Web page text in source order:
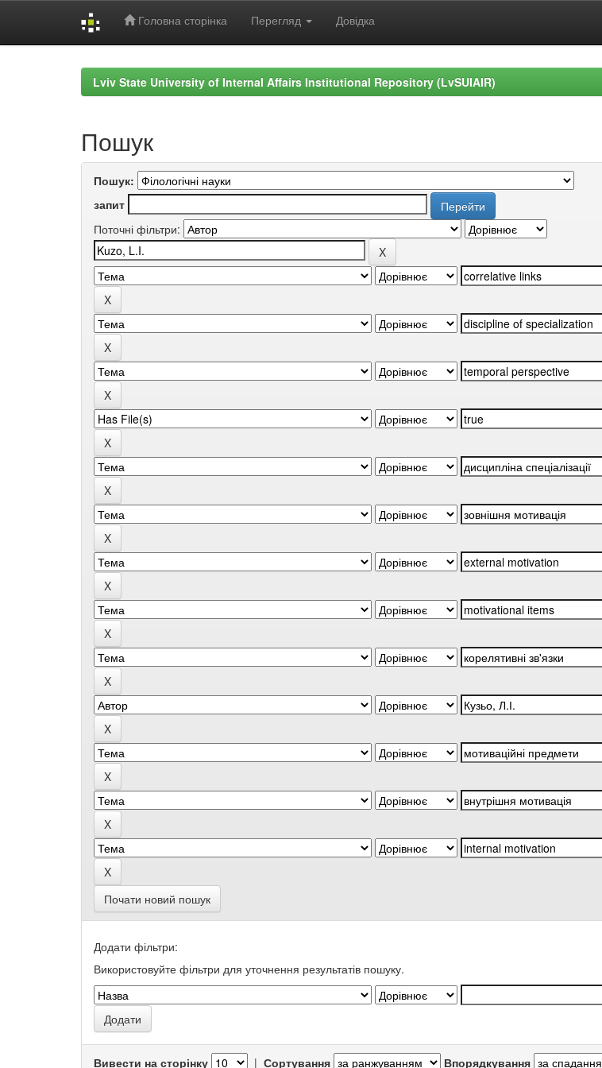
Головна сторінка Перегляд Довідка
Lviv State University of Internal Affairs Institutional Repository (LvSUIAIR)
Пошук
Пошук:
запит
Поточні фільтри:
Почати новий пошук
Додати фільтри:
Використовуйте фільтри для уточнення результатів пошуку.
Вивести на сторінку | Сортування Впорядкування